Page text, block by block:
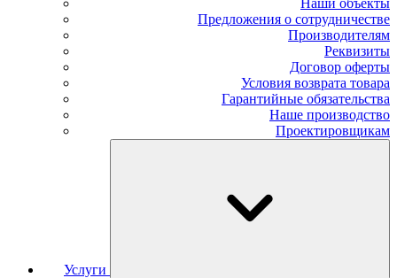
Наши объекты
Предложения о сотрудничестве
Производителям
Реквизиты
Договор оферты
Условия возврата товара
Гарантийные обязательства
Наше производство
Проектировщикам
Услуги